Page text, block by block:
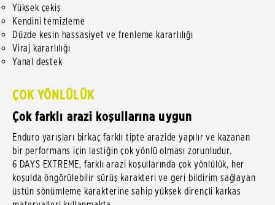
Yüksek çekiş
Kendini temizleme
Düzde kesin hassasiyet ve frenleme kararlılığı
Viraj kararlılığı
Yanal destek
ÇOK YÖNLÜLÜK
Çok farklı arazi koşullarına uygun
Enduro yarışları birkaç farklı tipte arazide yapılır ve kazanan
bir performans için lastiğin çok yönlü olması zorunludur.
6 DAYS EXTREME, farklı arazi koşullarında çok yönlülük, her
koşulda öngörülebilir sürüş karakteri ve geri bildirim sağlayan
üstün sönümleme karakterine sahip yüksek dirençli karkas